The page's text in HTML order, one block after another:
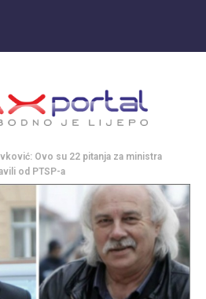
Ovo su 22 pitanja za ministra
od PTSP-a